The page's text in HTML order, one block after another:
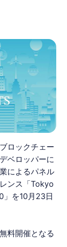
ロックチェー
ベロッパーに
によるパネル
ンス「Tokyo
を10月23日
料開催となる